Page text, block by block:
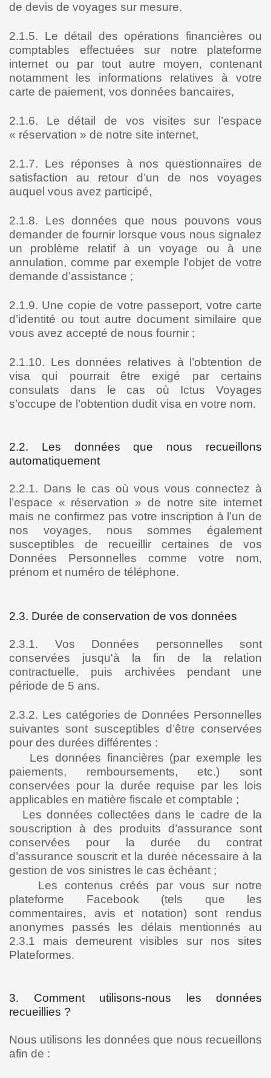
de devis de voyages sur mesure.
2.1.5. Le détail des opérations financières ou
comptables effectuées sur notre plateforme
internet ou par tout autre moyen, contenant
notamment les informations relatives à votre
carte de paiement, vos données bancaires,
2.1.6. Le détail de vos visites sur l’espace
« réservation » de notre site internet,
2.1.7. Les réponses à nos questionnaires de
satisfaction au retour d’un de nos voyages
auquel vous avez participé,
2.1.8. Les données que nous pouvons vous
demander de fournir lorsque vous nous signalez
un problème relatif à un voyage ou à une
annulation, comme par exemple l’objet de votre
demande d’assistance ;
2.1.9. Une copie de votre passeport, votre carte
d’identité ou tout autre document similaire que
vous avez accepté de nous fournir ;
2.1.10. Les données relatives à l’obtention de
visa qui pourrait être exigé par certains
consulats dans le cas où Ictus Voyages
s’occupe de l’obtention dudit visa en votre nom.
2.2. Les données que nous recueillons
automatiquement
2.2.1. Dans le cas où vous vous connectez à
l’espace « réservation » de notre site internet
mais ne confirmez pas votre inscription à l’un de
nos voyages, nous sommes également
susceptibles de recueillir certaines de vos
Données Personnelles comme votre nom,
prénom et numéro de téléphone.
2.3. Durée de conservation de vos données
2.3.1. Vos Données personnelles sont
conservées jusqu'à la fin de la relation
contractuelle, puis archivées pendant une
période de 5 ans.
2.3.2. Les catégories de Données Personnelles
suivantes sont susceptibles d’être conservées
pour des durées différentes :
Les données financières (par exemple les
paiements, remboursements, etc.) sont
conservées pour la durée requise par les lois
applicables en matière fiscale et comptable ;
Les données collectées dans le cadre de la
souscription à des produits d’assurance sont
conservées pour la durée du contrat
d’assurance souscrit et la durée nécessaire à la
gestion de vos sinistres le cas échéant ;
Les contenus créés par vous sur notre
plateforme Facebook (tels que les
commentaires, avis et notation) sont rendus
anonymes passés les délais mentionnés au
2.3.1 mais demeurent visibles sur nos sites
Plateformes.
3. Comment utilisons-nous les données
recueillies ?
Nous utilisons les données que nous recueillons
afin de :